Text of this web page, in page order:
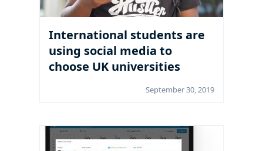
International students are
using social media to
choose UK universities
September 30, 2019